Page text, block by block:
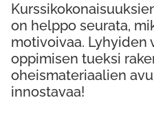
on helppo seurata,
motivoivaa. Lyhyiden
oppimisen tueksi
oheismateriaalien
innostavaa!